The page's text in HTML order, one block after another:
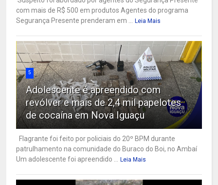
com mais de R$ 500 em produtos Agentes do programa
Segurança Presente prenderam em ...
Leia Mais
5
Adolescente é apreendido com
revólver e mais de 2,4 mil papelotes
de cocaína em Nova Iguaçu
Flagrante foi feito por policiais do 20º BPM durante
patrulhamento na comunidade do Buraco do Boi, no Ambaí
Um adolescente foi apreendido ...
Leia Mais